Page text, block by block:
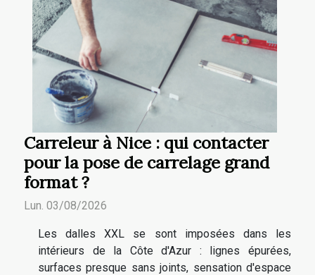
Carreleur à Nice : qui contacter
pour la pose de carrelage grand
format ?
Lun. 03/08/2026
Les dalles XXL se sont imposées dans les
intérieurs de la Côte d'Azur : lignes épurées,
surfaces presque sans joints, sensation d'espace